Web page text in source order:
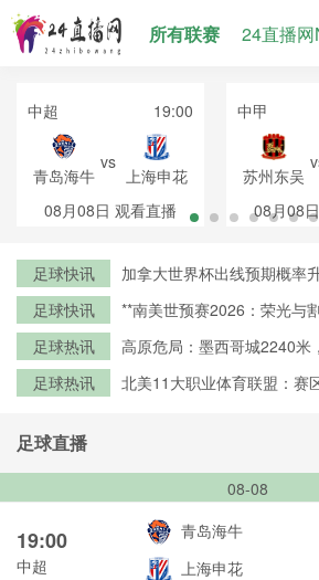
所有联赛 24直播
中超 19:00
青岛海牛
vs
上海申花
08月08日 观看直播
中甲
苏州东吴
08月08日
足球快讯
加拿大世界杯出线预期概率
足球快讯
**南美世预赛2026：荣光与
足球热讯
高原危局：墨西哥城2240米
足球热讯
北美11大职业体育联盟：赛
足球直播
08-08
19:00
中超
青岛海牛
上海申花